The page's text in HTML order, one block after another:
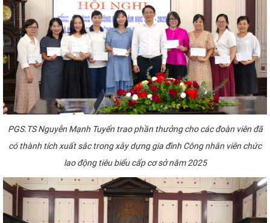
PGS.TS Nguyễn Mạnh Tuyển trao phần thưởng cho các đoàn viên đã
có thành tích xuất sắc trong xây dựng gia đình Công nhân viên chức
lao động tiêu biểu cấp cơ sở năm 2025